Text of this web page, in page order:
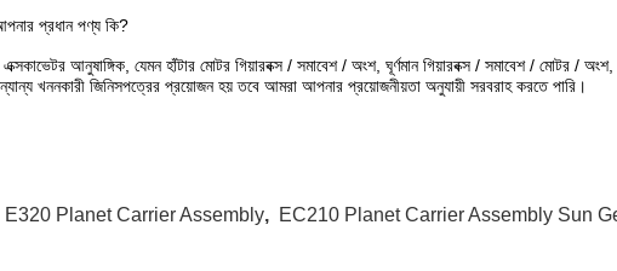
প্রধান পণ্য কি?
আনুষাঙ্গিক, যেমন হাঁটার মোটর গিয়ারবক্স / সমাবেশ / অংশ, ঘূর্ণমান গিয়ারবক্স / সমাবেশ / মোটর /
খননকারী জিনিসপত্রের প্রয়োজন হয় তবে আমরা আপনার প্রয়োজনীয়তা অনুযায়ী সরবরাহ করতে পারি।
E320 Planet Carrier Assembly, EC210 Planet Carrier Assembly Sun